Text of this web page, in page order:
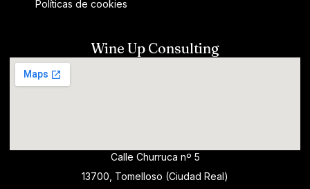
Políticas de cookies
Wine Up Consulting
Calle Churruca nº 5
13700, Tomelloso (Ciudad Real)